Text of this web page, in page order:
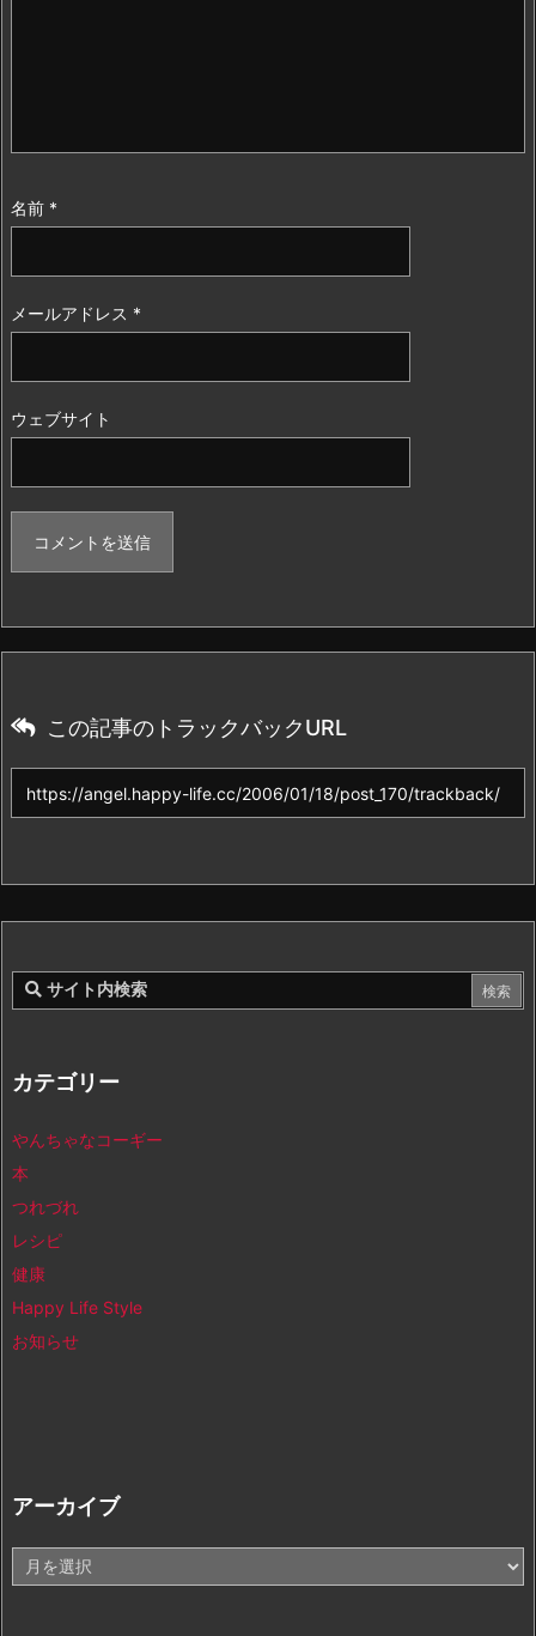
名前 *
メールアドレス *
ウェブサイト
この記事のトラックバックURL
カテゴリー
やんちゃなコーギー
本
つれづれ
レシピ
健康
Happy Life Style
お知らせ
アーカイブ
ー